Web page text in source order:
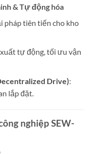
& Tự động hóa
pháp tiên tiến cho kho
tự động, tối ưu vận
Drive):
lắp đặt.
nghiệp SEW-